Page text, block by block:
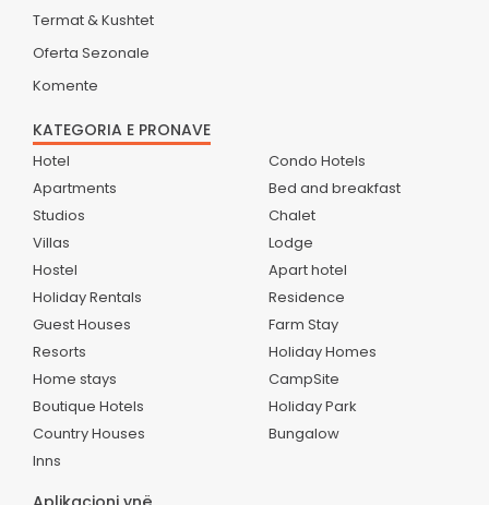
Termat & Kushtet
Oferta Sezonale
Komente
KATEGORIA E PRONAVE
Hotel
Apartments
Studios
Villas
Hostel
Holiday Rentals
Guest Houses
Resorts
Home stays
Boutique Hotels
Country Houses
Inns
Condo Hotels
Bed and breakfast
Chalet
Lodge
Apart hotel
Residence
Farm Stay
Holiday Homes
CampSite
Holiday Park
Bungalow